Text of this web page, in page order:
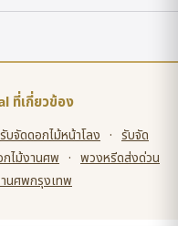
ที่เกี่ยวข้อง
รับจัดดอกไม้หน้าโลง · รับจัด
กไม้งานศพ · พวงหรีดส่งด่วน
นศพกรุงเทพ